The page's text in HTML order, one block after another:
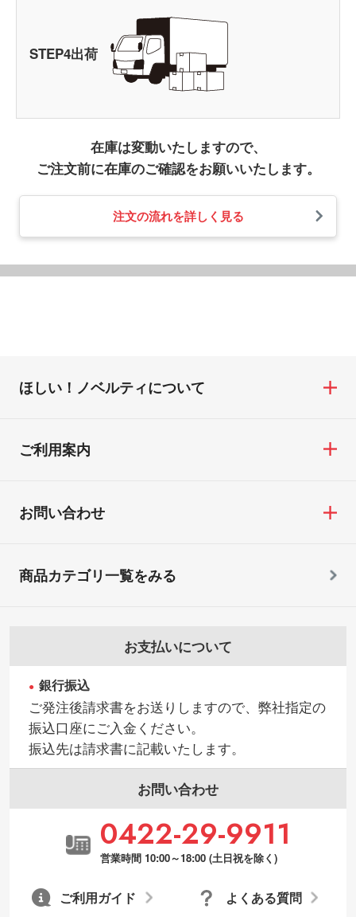
STEP4出荷
在庫は変動いたしますので、
ご注文前に在庫のご確認をお願いいたします。
注文の流れを詳しく見る
ほしい！ノベルティについて
ご利用案内
お問い合わせ
お支払いについて
銀行振込
ご発注後請求書をお送りしますので、弊社指定の
振込口座にご入金ください。
振込先は請求書に記載いたします。
お問い合わせ
0422-29-9911
営業時間 10:00～18:00 (土日祝を除く)
よくある質問
ご利用ガイド
商品カテゴリ一覧をみる